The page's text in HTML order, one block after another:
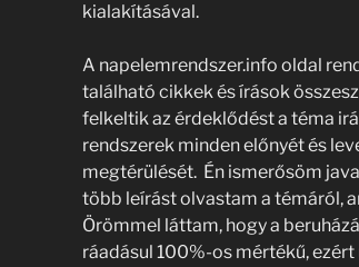
kialakításával.
A napelemrendszer.info oldal
található cikkek és írások
felkeltik az érdeklődést a téma
rendszerek minden előnyét és
megtérülését. Én ismerősöm
több leírást olvastam a témáról,
Örömmel láttam, hogy a
ráadásul 100%-os mértékű,